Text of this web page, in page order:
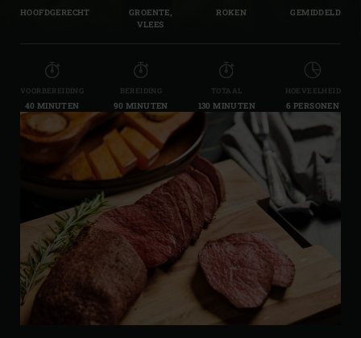
HOOFDGERECHT
GROENTE,
VLEES
ROKEN GEMIDDELD
VOORBEREIDING
40 MINUTEN
BEREIDING
90 MINUTEN
TOTAAL
130 MINUTEN
HOEVEELHEID
6 PERSONEN